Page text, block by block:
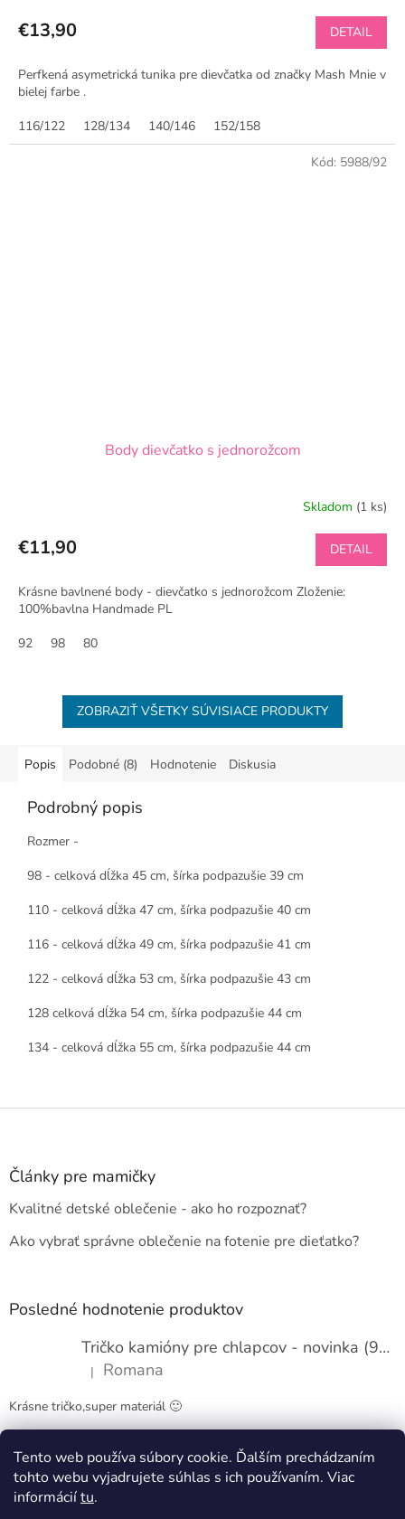
Tento web používa súbory cookie. Ďalším prechádzaním
tohto webu vyjadrujete súhlas s ich používaním. Viac
informáciítu.
€13,90 DETAIL
Perfkená asymetrická tunika pre dievčatka od značky Mash Mnie v
bielej farbe .
116/122
128/134 140/146 152/158
Body dievčatko s jednorožcom
Skladom (1 ks)
€11,90 DETAIL
Krásne bavlnené body - dievčatko s jednorožcom Zloženie:
100%bavlna Handmade PL
92
98 80
Kód: 5988/92
ZOBRAZIŤ VŠETKY SÚVISIACE PRODUKTY
Popis Podobné (8) Hodnotenie Diskusia
Podrobný popis
Rozmer -
98 - celková dĺžka 45 cm, šírka podpazušie 39 cm
110 - celková dĺžka 47 cm, šírka podpazušie 40 cm
116 - celková dĺžka 49 cm, šírka podpazušie 41 cm
122 - celková dĺžka 53 cm, šírka podpazušie 43 cm
128 celková dĺžka 54 cm, šírka podpazušie 44 cm
134 - celková dĺžka 55 cm, šírka podpazušie 44 cm
Z
Články pre mamičky
Kvalitné detské oblečenie - ako ho rozpoznať?
Ako vybrať správne oblečenie na fotenie pre dieťatko?
Posledné hodnotenie produktov
Tričko kamióny pre chlapcov - novinka (98-134)
Hodnotenie produktu je 5 z 5 hviezdičiek.
| Romana
Krásne tričko,super materiál 🙂
Obchodné podmienky Kontakty